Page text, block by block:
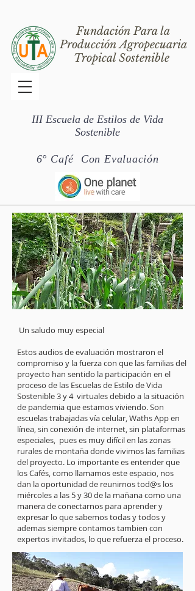
Fundación Para la
Producción Agropecuaria
Tropical Sostenible
III Escuela de Estilos de Vida
Sostenible
6° Café ConEvaluación
Un saludo muy especial
Estos audios de evaluación mostraron el
compromiso y la fuerza con que las familias del
proyecto han sentido la participación en el
proceso de las Escuelas de Estilo de Vida
Sostenible 3 y 4 virtuales debido a la situación
de pandemia que estamos viviendo. Son
escuelas trabajadas vía celular, Waths App en
línea, sin conexión de internet, sin plataformas
especiales, pues es muy difícil en las zonas
rurales de montaña donde vivimos las familias
del proyecto. Lo importante es entender que
los Cafés, como llamamos este espacio, nos
dan la oportunidad de reunirnos tod@s los
miércoles a las 5 y 30 de la mañana como una
manera de conectarnos para aprender y
expresar lo que sabemos todas y todos y
ademas siempre contamos tambien con
expertos invitados, lo que refuerza el proceso.